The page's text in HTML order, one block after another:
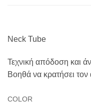
Neck Tube
Τεχνική απόδοση και
Βοηθά να κρατήσει
COLOR